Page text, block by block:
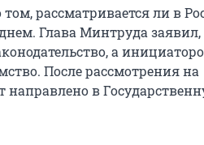
рассматривается ли в
Глава Минтруда заявил,
а
После рассмотрения на
направлено в